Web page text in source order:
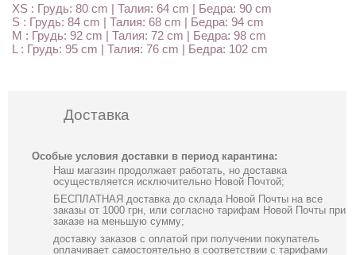
XS : Грудь: 80 cm | Талия: 64 cm | Бедра: 90 cm
S : Грудь: 84 cm | Талия: 68 cm | Бедра: 94 cm
M : Грудь: 92 cm | Талия: 72 cm | Бедра: 98 cm
L : Грудь: 95 cm | Талия: 76 cm | Бедра: 102 cm
Доставка
Особые условия доставки в период карантина:
Наш магазин продолжает работать, но доставка
осуществляется исключительно Новой Почтой;
БЕСПЛАТНАЯ доставка до склада Новой Почты на все
заказы от 1000 грн, или согласно тарифам Новой Почты при
заказе на меньшую сумму;
доставку заказов с оплатой при получении покупатель
оплачивает самостоятельно в соответствии с тарифами